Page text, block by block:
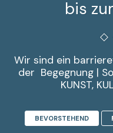
bis
Wir sind ein
der  Begegnung |
KUNST,
BEVORSTEHEND